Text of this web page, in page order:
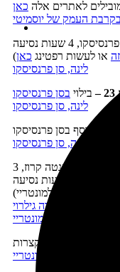
לאתרים אלה כאן
העמק של יוסמיטי
4 שעות נסיעה
או לעשות רפטינג כאן
לינה, סן פרנסיסקו
–
בילוי בסן פרנסיסקו
לינה, סן פרנסיסקו
טיול נוסף בסן פרנסיסקו
לינה, סן פרנסיסקו
נסיעה למונטריי דרך כביש 1 הצפוני והעיירה סנטה קרוז, 3
שעות נסיעה
(לחילופין אפשר לבלות את הבוקר בסן פרנסיסקו – או לנסוע למונטריי
של העיירה גילרוי
לינה, מונטריי
ובסביבתה, נסיעות קצרות
לינה, מונטריי